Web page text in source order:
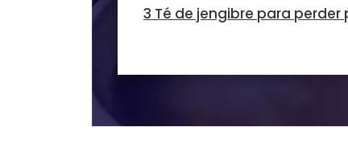
3 Té de jengibre para perder